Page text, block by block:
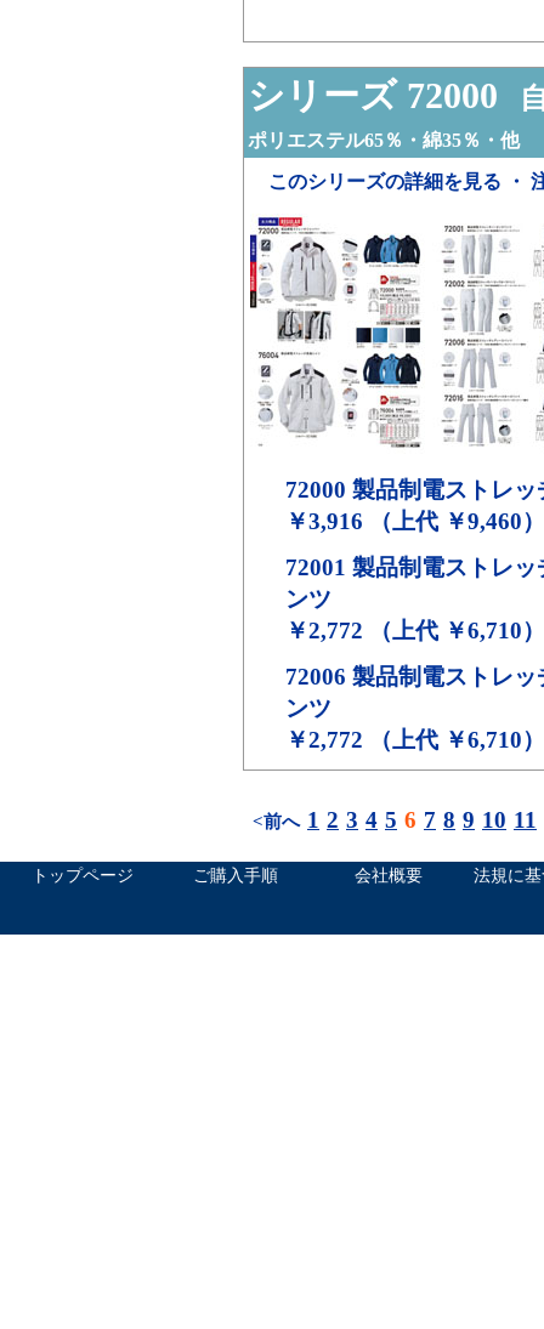
シリーズ 72000
ポリエステル65％・綿35％・他
このシリーズの詳細を見る ・
72000 製品制電ストレ
￥3,916 （上代 ￥9,460）
72001 製品制電ストレ
ンツ
￥2,772 （上代 ￥6,710）
72006 製品制電ストレ
ンツ
￥2,772 （上代 ￥6,710）
<前へ 1 2 3 4 5 6 7 8 9 10 11
トップページ ご購入手順 会社概要 法規に